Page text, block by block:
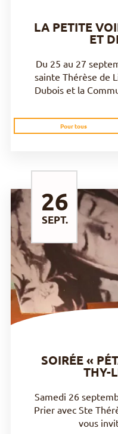
LA PETITE
ET
Du 25 au 27
sainte Thérèse de
Dubois et la
Pour tous
SEPT.
SOIRÉE «
THY-
Samedi 26
Prier avec Ste
vous
26